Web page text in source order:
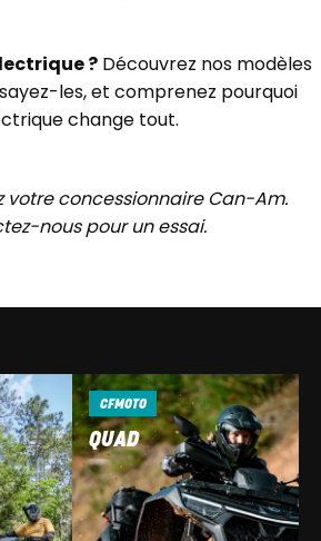
? Découvrez nos modèles
les, et comprenez pourquoi
change tout.
votre concessionnaire Can-Am.
nous pour un essai.
CFMOTO
QUAD